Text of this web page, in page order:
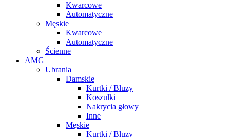
Kwarcowe
Automatyczne
Męskie
Kwarcowe
Automatyczne
Ścienne
AMG
Ubrania
Damskie
Kurtki / Bluzy
Koszulki
Nakrycia głowy
Inne
Męskie
Kurtki / Bluzy